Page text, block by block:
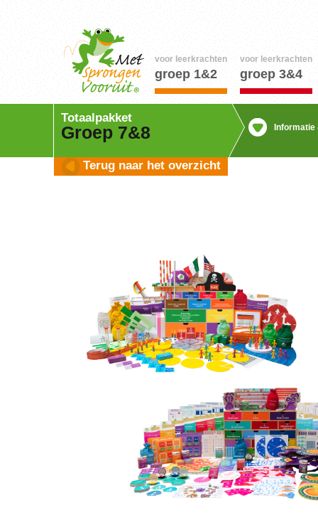
voor leerkrachten
groep 1&2
voor leerkrachten
groep 3&4
Totaalpakket
Groep 7&8
Terug naar het overzicht
Informatie